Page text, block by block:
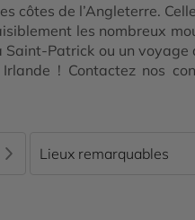
de l’Angleterre.
les nombreux
Patrick ou un
! Contactez nos
Lieux remarquables